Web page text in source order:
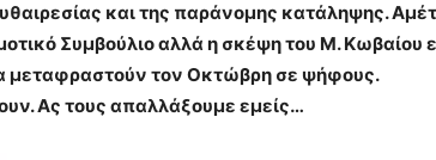
και της παράνομης κατάληψης.
Συμβούλιο αλλά η σκέψη του Μ. Κωβαίου
μεταφραστούν τον Οκτώβρη σε ψήφους.
Ας τους απαλλάξουμε εμείς…